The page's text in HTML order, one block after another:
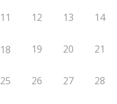
11 12 13 14
18 19 20 21
25 26 27 28